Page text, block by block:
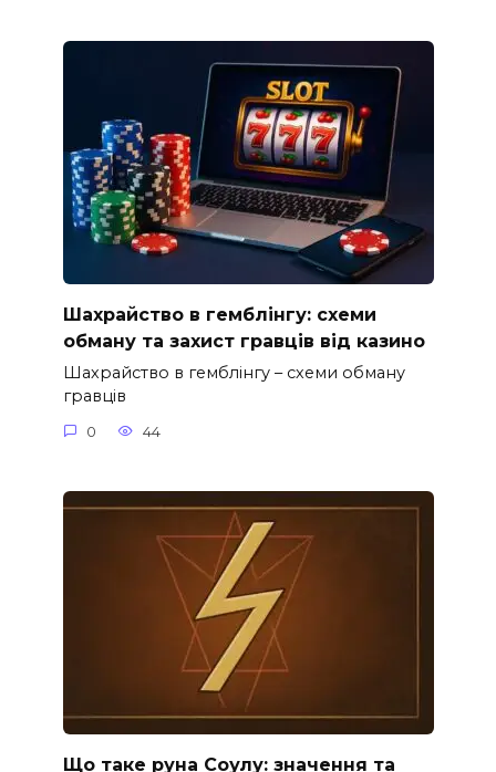
Шахрайство в гемблінгу: схеми
обману та захист гравців від казино
Шахрайство в гемблінгу – схеми обману
гравців
0 44
Що таке руна Соулу: значення та